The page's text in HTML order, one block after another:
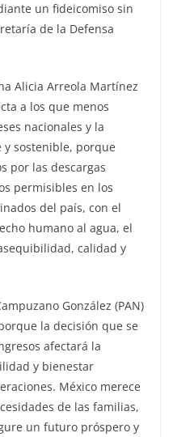
un fideicomiso sin
de la Defensa
Alicia Arreola Martínez
a los que menos
nacionales y la
y sostenible, porque
por las descargas
permisibles en los
del país, con el
humano al agua, el
calidad y
González (PAN)
la decisión que se
afectará la
y bienestar
México merece
de las familias,
un futuro próspero y